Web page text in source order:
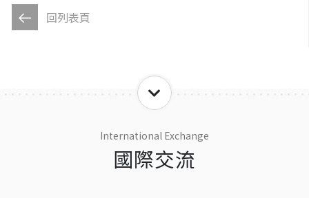
回列表頁
International Exchange
國際交流